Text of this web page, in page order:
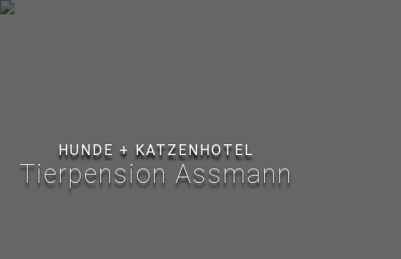
HUNDE + KATZENHOTEL
Tierpension Assmann